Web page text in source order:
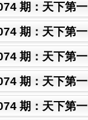
期： 天下第一
期： 天下第一
期： 天下第一
期： 天下第一
期： 天下第一